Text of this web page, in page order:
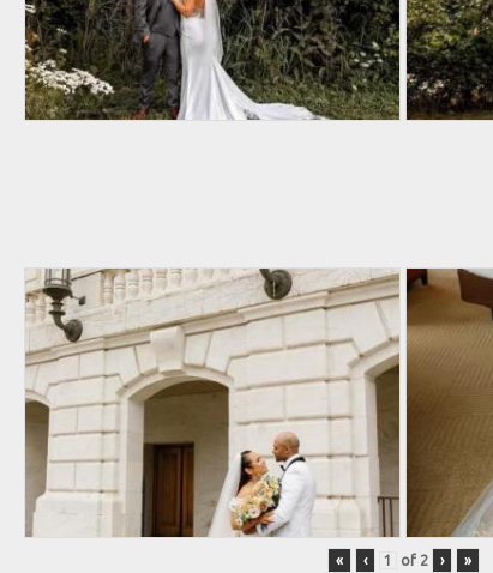
« ‹ of 2 › »